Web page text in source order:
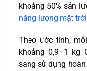
khoảng 50% sản
năng lượng mặt trời
Theo ước tính,
khoảng 0,9–1 kg
sang sử dụng